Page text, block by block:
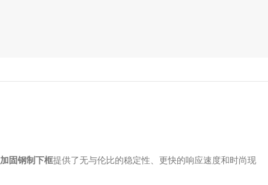
加固钢制下框提供了无与伦比的稳定性、更快的响应速度和时尚现